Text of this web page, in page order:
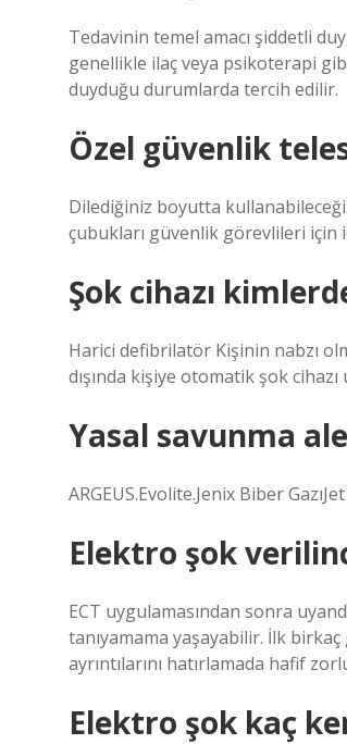
Tedavinin temel amacı şiddetli
genellikle ilaç veya psikoterapi
duyduğu durumlarda tercih edilir.
Özel güvenlik
Dilediğiniz boyutta
çubukları güvenlik görevlileri için
Şok cihazı
Harici defibrilatör Kişinin nabzı
dışında kişiye otomatik şok cihazı
Yasal savunma
ARGEUS.Evolite.Jenix Biber
Elektro şok
ECT uygulamasından sonra
tanıyamama yaşayabilir. İlk
ayrıntılarını hatırlamada hafif
Elektro şok kaç